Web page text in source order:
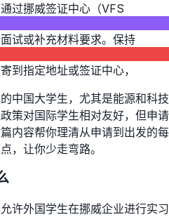
过挪威签证中心（VFS
试或补充材料要求。保持
到指定地址或签证中心，
中国大学生，尤其是能源和科技
策对国际学生相对友好，但申请
内容帮你理清从申请到出发的每
，让你少走弯路。
许外国学生在挪威企业进行实习